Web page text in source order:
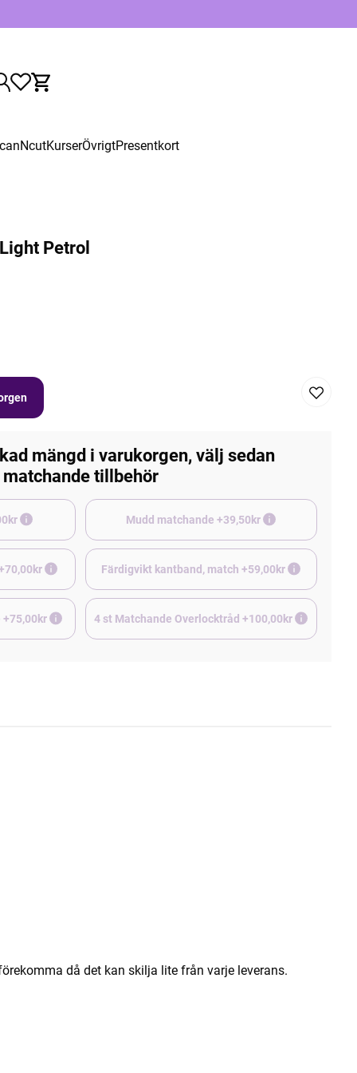
KurserÖvrigtPresentkort
Petrol
mängd i varukorgen, välj sedan
matchande tillbehör
+45,00kr Mudd matchande +39,50kr
Färdigvikt kantband, match +59,00kr
Borstad jogging, matchande +75,00kr 4 st Matchande Overlocktråd +100,00kr
då det kan skilja lite från varje leverans.